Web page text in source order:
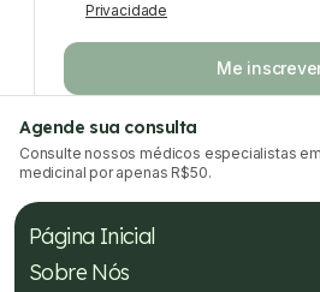
Privacidade
Me
Agende sua consulta
Consulte nossos médicos especialistas
medicinal por apenas R$50.
Página Inicial
Sobre Nós